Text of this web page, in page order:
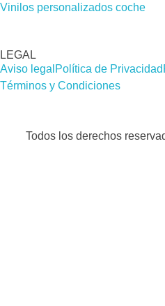
Vinilos personalizados coche
LEGAL
Aviso legal Política de Privacidad
Términos y Condiciones
Todos los derechos